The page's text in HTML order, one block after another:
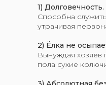
1) Долговечность.
Способна
утрачивая
2) Ёлка не
Вынуждая хозяев
пола сухие